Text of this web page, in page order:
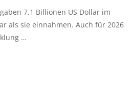
7,1 Billionen US Dollar im
als sie einnahmen. Auch für 2026
…